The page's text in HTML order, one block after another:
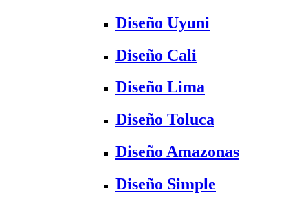
Diseño Uyuni
Diseño Cali
Diseño Lima
Diseño Toluca
Diseño Amazonas
Diseño Simple